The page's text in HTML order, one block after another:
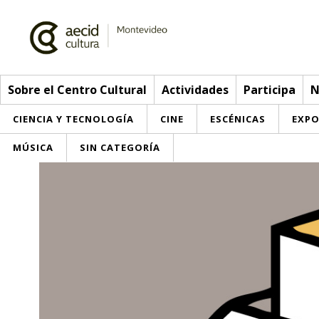
Sobre el Centro Cultural Actividades Participa
CIENCIA Y TECNOLOGÍA CINE ESCÉNICAS
MÚSICA SIN CATEGORÍA